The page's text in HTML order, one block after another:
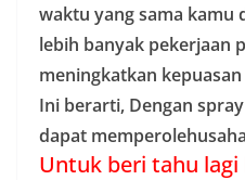
waktu yang sama kamu
lebih banyak pekerjaan
meningkatkan
Ini berarti, Dengan
dapat
Untuk beri tahu